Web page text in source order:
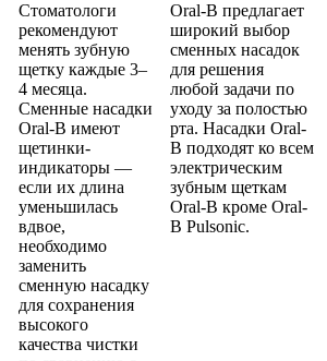
Стоматологи
рекомендуют
менять зубную
щетку каждые 3–
4 месяца.
Сменные насадки
Oral-B имеют
щетинки-
индикаторы —
если их длина
уменьшилась
вдвое,
необходимо
заменить
сменную насадку
для сохранения
высокого
качества чистки
Oral-B предлагает
широкий выбор
сменных насадок
для решения
любой задачи по
уходу за полостью
рта. Насадки Oral-
B подходят ко всем
электрическим
зубным щеткам
Oral-B кроме Oral-
B Pulsonic.